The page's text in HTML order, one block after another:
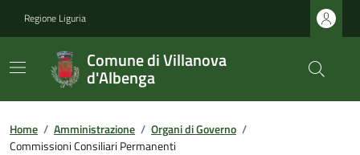
Regione Liguria
Comune di Villanova
d'Albenga
Home / Amministrazione / Organi di Governo /
Commissioni Consiliari Permanenti